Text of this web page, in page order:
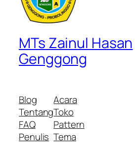
MTs Zainul Hasan
Genggong
Blog
Tentang
FAQ
Penulis
Acara
Toko
Pattern
Tema